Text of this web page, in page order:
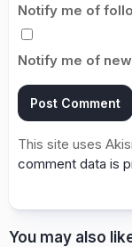
Notify me of
Notify me of
This site uses
comment data is
You may also